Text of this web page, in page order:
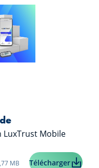
Mobile
Taille du fichier:
MB Télécharger